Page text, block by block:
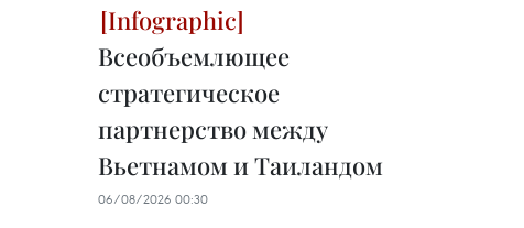
Всеобъемлющее
стратегическое
партнерство между
Вьетнамом и Таиландом
06/08/2026 00:30